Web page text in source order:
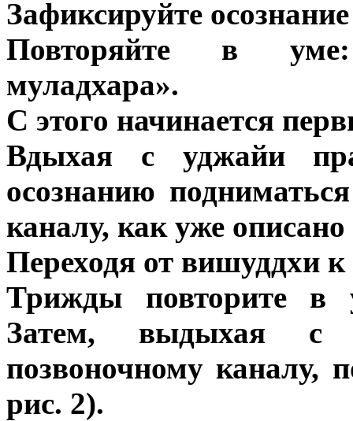
Зафиксируйте
Повторяйте в уме:
муладхара».
С этого начинается
Вдыхая с уджайи
осознанию
каналу, как уже
Переходя от вишуддхи к
Трижды повторите в
Затем, выдыхая с
позвоночному каналу,
рис. 2).